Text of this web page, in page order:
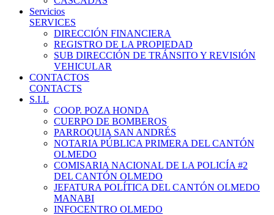
Servicios
SERVICES
DIRECCIÓN FINANCIERA
REGISTRO DE LA PROPIEDAD
SUB DIRECCIÓN DE TRÁNSITO Y REVISIÓN
VEHICULAR
CONTACTOS
CONTACTS
S.I.L
COOP. POZA HONDA
CUERPO DE BOMBEROS
PARROQUIA SAN ANDRÉS
NOTARIA PÚBLICA PRIMERA DEL CANTÓN
OLMEDO
COMISARIA NACIONAL DE LA POLICÍA #2
DEL CANTÓN OLMEDO
JEFATURA POLÍTICA DEL CANTÓN OLMEDO
MANABI
INFOCENTRO OLMEDO